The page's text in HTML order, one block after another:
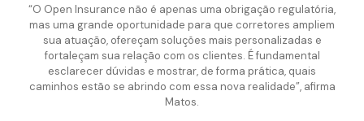
“O Open Insurance não é apenas uma obrigação regulatória,
mas uma grande oportunidade para que corretores ampliem
sua atuação, ofereçam soluções mais personalizadas e
fortaleçam sua relação com os clientes. É fundamental
esclarecer dúvidas e mostrar, de forma prática, quais
caminhos estão se abrindo com essa nova realidade”, afirma
Matos.